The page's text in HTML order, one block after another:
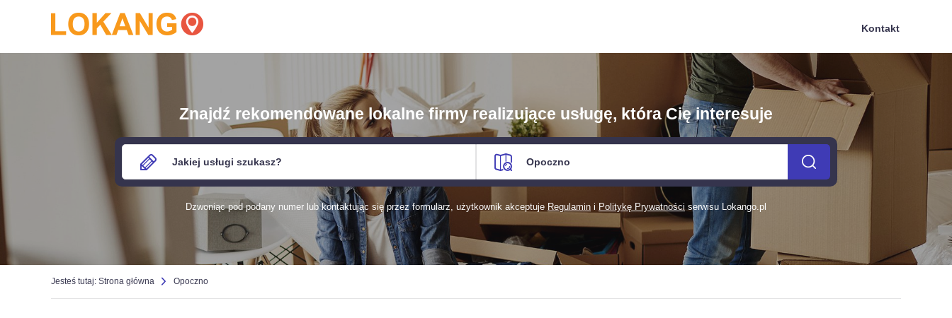
Kontakt
Znajdź rekomendowane lokalne firmy realizujące usługę, która Cię interesuje
Dzwoniąc pod podany numer lub kontaktując się przez formularz, użytkownik akceptuje Regulamin i Politykę Prywatności serwisu Lokango.pl
Jesteś tutaj: Strona główna Opoczno